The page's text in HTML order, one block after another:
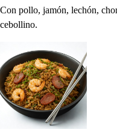
Con pollo, jamón, lechón,
cebollino.